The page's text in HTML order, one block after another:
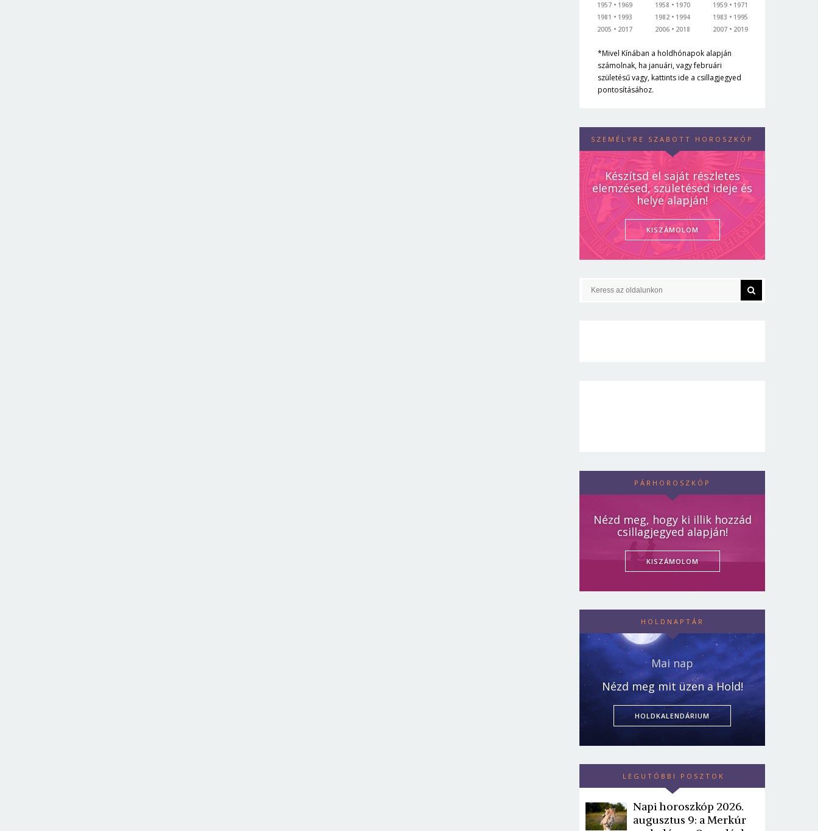
1957
1969
1981
1993
2005
2017
1958
1970
1982
1994
2006
2018
1959
1971
1983
1995
2007
2019
*Mivel Kínában a holdhónapok alapján
számolnak, ha januári, vagy februári
születésű vagy, kattints ide a csillagjegyed
pontosításához.
SZEMÉLYRE SZABOTT HOROSZKÓP
Készítsd el saját részletes
elemzésed, születésed ideje és
helye alapján!
KISZÁMOLOM
PÁRHOROSZKÓP
Nézd meg, hogy ki illik hozzád
csillagjegyed alapján!
KISZÁMOLOM
HOLDNAPTÁR
Mai nap
Nézd meg mit üzen a Hold!
HOLDKALENDÁRIUM
LEGUTÓBBI POSZTOK
Napi horoszkóp 2026.
augusztus 9: a Merkúr